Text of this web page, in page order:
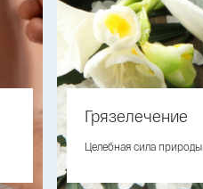
Грязелечение
Целебная сила природы